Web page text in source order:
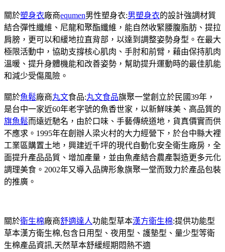
關於塑身衣廠商equmen男性塑身衣:男塑身衣的設計強調材質
結合彈性纖維、尼龍和聚酯纖維，能自然收緊腰腹脂肪、提拉
肩膀，更可以和緩地拉直背部，以達到調整姿勢身型。在最大
極限活動中，協助支撐核心肌肉、手肘和前臂，藉由保持肌肉
溫暖、提升身體機能和改善姿勢，幫助提升運動時的最佳肌能
和減少受傷風險。
關於魚鬆廠商丸文食品:丸文食品旗聚一堂創立於民國39年，
是台中一家近60年老字號的魚香世家，以新鮮味美、高品質的
旗魚鬆而遠近馳名，由於口味、手藝傳統道地，貨真價實而供
不應求。1995年在創辦人梁火村的大力經營下，於台中縣大裡
工業區購置土地，興建近千坪的現代自動化安全衛生廠房，全
面提升產品品質、增加產量，並由魚產結合農產製造更多元化
調理美食。2002年又導入品牌形象旗聚一堂而致力於產品包裝
的推廣。
關於衛生棉廠商舒適達人功能型草本漢方衛生棉:提供功能型
草本漢方衛生棉,包含日用型、夜用型、護墊型、量少型等衛
生棉產品資訊,天然草本舒緩經期悶熱不適